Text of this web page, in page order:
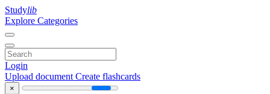
Studylib
Explore Categories
Login
Upload document Create flashcards
×